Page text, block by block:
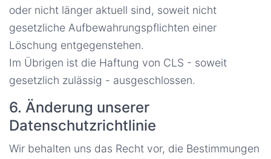
oder nicht länger aktuell sind, soweit nicht
gesetzliche Aufbewahrungspflichten einer
Löschung entgegenstehen.
Im Übrigen ist die Haftung von CLS - soweit
gesetzlich zulässig - ausgeschlossen.
6. Änderung unserer
Datenschutzrichtlinie
Wir behalten uns das Recht vor, die Bestimmungen